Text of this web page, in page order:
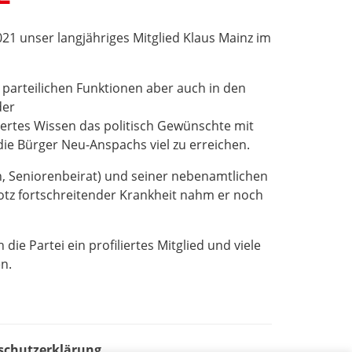
unser langjähriges Mitglied Klaus Mainz im
Funktionen aber auch in den
Wissen das politisch Gewünschte mit
Bürger Neu-Anspachs viel zu erreichen.
Seniorenbeirat) und seiner nebenamtlichen
fortschreitender Krankheit nahm er noch
die Partei ein profiliertes Mitglied und viele